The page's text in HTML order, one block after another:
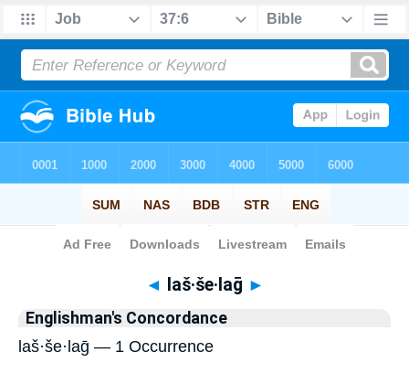
Bible> Strong's > Hebrew
◄ laš·še·laḡ ►
Englishman's Concordance
laš·še·laḡ — 1 Occurrence